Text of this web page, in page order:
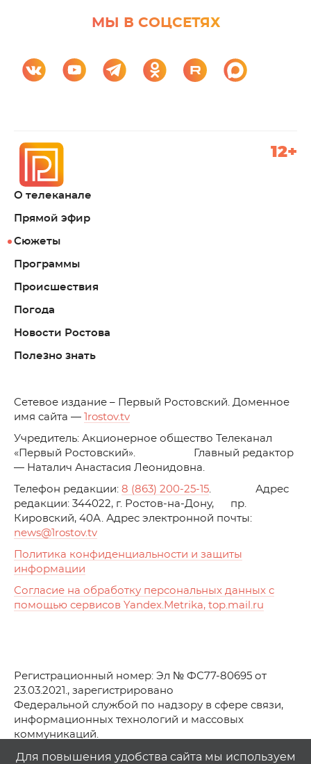
МЫ В СОЦСЕТЯХ
О телеканале
Прямой эфир
Сюжеты
Программы
Происшествия
Погода
Новости Ростова
Полезно знать
12+
Cетевое издание – Первый Ростовский. Доменное
имя сайта —
1rostov.tv
Учредитель: Акционерное общество Телеканал
«Первый Ростовский». Главный редактор
— Наталич Анастасия Леонидовна.
Телефон редакции: 8 (863) 200-25-15. Адрес
редакции: 344022, г. Ростов-на-Дону, пр.
Кировский, 40А. Адрес электронной почты:
news@1rostov.tv
Политика конфиденциальности и защиты
информации
Согласие на обработку персональных данных с
помощью сервисов Yandex.Metrika, top.mail.ru
Регистрационный номер: Эл № ФС77-80695 от
23.03.2021., зарегистрировано
Федеральной службой по надзору в сфере связи,
информационных технологий и массовых
коммуникаций.
© АО Телеканал «Первый Ростовский» (2021-2025)
Для повышения удобства сайта мы используем